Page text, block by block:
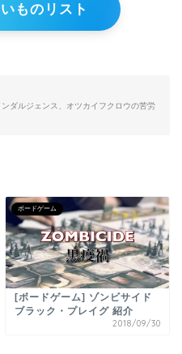
ものリスト
ダルジェンス、オツカイフクロウの苦労
ボードゲーム
[ボードゲーム] ゾンビサイド
ブラック・プレイグ 紹介
2018/09/30